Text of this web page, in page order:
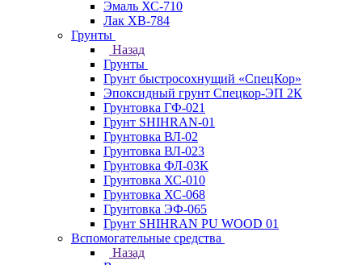
Эмаль ХС-710
Лак ХВ-784
Грунты
Назад
Грунты
Грунт быстросохнущий «СпецКор»
Эпоксидный грунт Спецкор-ЭП 2К
Грунтовка ГФ-021
Грунт SHIHRAN-01
Грунтовка ВЛ-02
Грунтовка ВЛ-023
Грунтовка ФЛ-03К
Грунтовка ХС-010
Грунтовка ХС-068
Грунтовка ЭФ-065
Грунт SHIHRAN PU WOOD 01
Вспомогательные средства
Назад